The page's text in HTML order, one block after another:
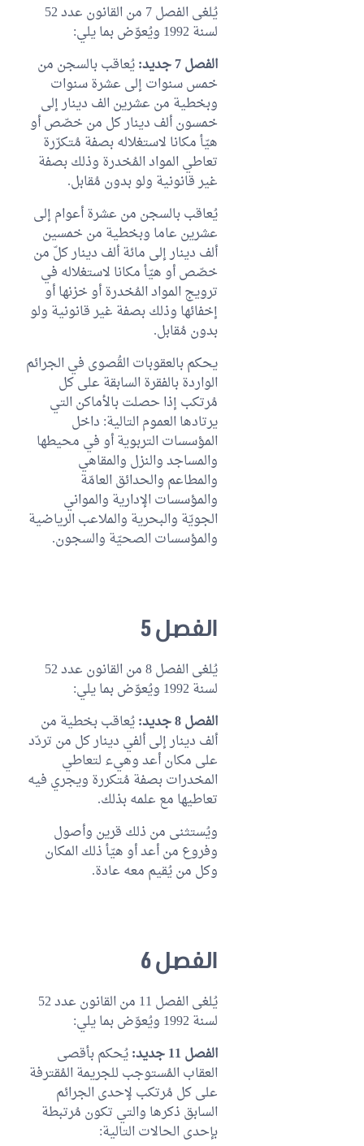
يُلغى الفصل 7 من القانون عدد 52
لسنة 1992 ويُعوّض بما يلي:
الفصل 7 جديد:
يُعاقب بالسجن من
خمس سنوات إلى عشرة سنوات
وبخطية من عشرين الف دينار إلى
خمسون ألف دينار كل من خصّص أو
هيّأ مكانا لاستغلاله بصفة مُتكرّرة
تعاطي المواد المُخدرة وذلك بصفة
غير قانونية ولو بدون مُقابل.
يُعاقب بالسجن من عشرة أعوام إلى
عشرين عاما وبخطية من خمسين
ألف دينار إلى مائة ألف دينار كلّ من
خصّص أو هيّأ مكانا لاستغلاله في
ترويج المواد المُخدرة أو خزنها أو
إخفائها وذلك بصفة غير قانونية ولو
بدون مُقابل.
يحكم بالعقوبات القُصوى في الجرائم
الواردة بالفقرة السابقة على كل
مُرتكب إذا حصلت بالأماكن التي
يرتادها العموم التالية: داخل
المؤسسات التربوية أو في محيطها
والمساجد والنزل والمقاهي
والمطاعم والحدائق العامّة
والمؤسسات الإدارية والمواني
الجويّة والبحرية والملاعب الرياضية
والمؤسسات الصحيّة والسجون.
الفصل 5
يُلغى الفصل 8 من القانون عدد 52
لسنة 1992 ويُعوّض بما يلي:
الفصل 8 جديد:
يُعاقب بخطية من
ألف دينار إلى ألفي دينار كل من تردّد
على مكان أعد وهيء لتعاطي
المخدرات بصفة مُتكررة ويجري فيه
تعاطيها مع علمه بذلك.
ويُستثنى من ذلك قرين وأصول
وفروع من أعد أو هيّأ ذلك المكان
وكل من يُقيم معه عادة.
الفصل 6
يُلغى الفصل 11 من القانون عدد 52
لسنة 1992 ويُعوّض بما يلي:
الفصل 11 جديد:
يُحكم بأقصى
العقاب المُستوجب للجريمة المُقترفة
على كل مُرتكب لإحدى الجرائم
السابق ذكرها والتي تكون مُرتبطة
بإحدى الحالات التالية: